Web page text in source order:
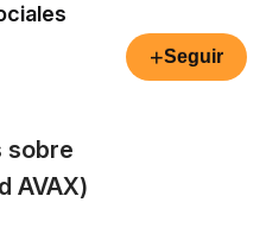
+Seguir
sobre
AVAX)